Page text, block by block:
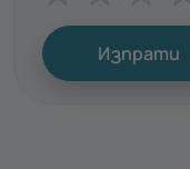
Изпрати